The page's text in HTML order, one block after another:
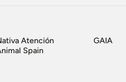
Atención
Spain
GAIA